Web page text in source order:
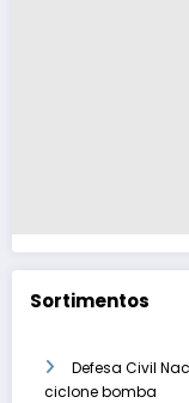
Sortimentos
Defesa Civil
ciclone bomba